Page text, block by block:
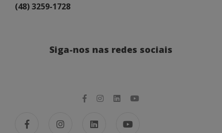
(48) 3259-1728
Siga-nos nas redes sociais